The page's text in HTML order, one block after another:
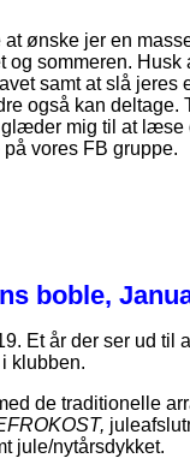
ønske jer en
og sommeren. Husk
samt at slå jeres
også kan deltage.
glæder mig til at læse
vores FB gruppe.
boble,
Et år der ser ud til
klubben.
de traditionelle
jule/nytårsdykket.